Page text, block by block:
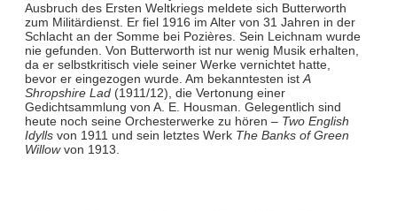
Ausbruch des Ersten Weltkriegs meldete sich Butterworth
zum Militärdienst. Er fiel 1916 im Alter von 31 Jahren in der
Schlacht an der Somme bei Pozières. Sein Leichnam wurde
nie gefunden. Von Butterworth ist nur wenig Musik erhalten,
da er selbstkritisch viele seiner Werke vernichtet hatte,
bevor er eingezogen wurde. Am bekanntesten ist A
Shropshire Lad(1911/12), die Vertonung einer
Gedichtsammlung von A. E. Housman. Gelegentlich sind
heute noch seine Orchesterwerke zu hören – Two English
Idyllsvon 1911 und sein letztes Werk The Banks of Green
Willowvon 1913.